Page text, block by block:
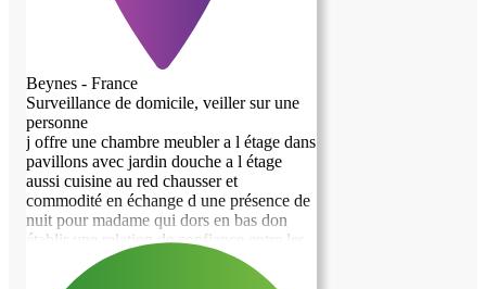
Beynes - France
Surveillance de domicile, veiller sur une
personne
j offre une chambre meubler a l étage dans
pavillons avec jardin douche a l étage
aussi cuisine au red chausser et
commodité en échange d une présence de
nuit pour madame qui dors en bas don
établir une relation de confiance entre les
personnes surtout quant je suis absent de
la maisons